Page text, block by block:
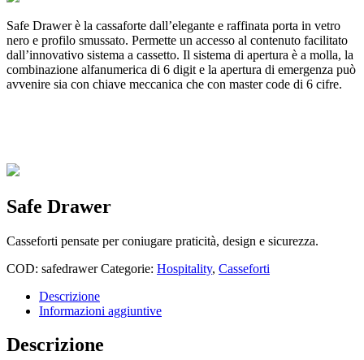
Safe Drawer è la cassaforte dall’elegante e raffinata porta in vetro
nero e profilo smussato. Permette un accesso al contenuto facilitato
dall’innovativo sistema a cassetto. Il sistema di apertura è a molla, la
combinazione alfanumerica di 6 digit e la apertura di emergenza può
avvenire sia con chiave meccanica che con master code di 6 cifre.
Safe Drawer
Casseforti pensate per coniugare praticità, design e sicurezza.
COD: safedrawer Categorie: Hospitality, Casseforti
Descrizione
Informazioni aggiuntive
Descrizione